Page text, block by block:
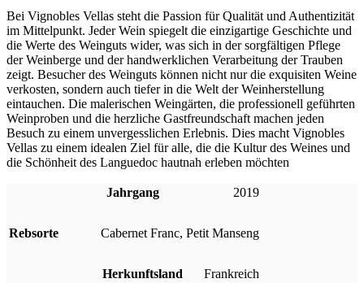
Bei Vignobles Vellas steht die Passion für Qualität und Authentizität
im Mittelpunkt. Jeder Wein spiegelt die einzigartige Geschichte und
die Werte des Weinguts wider, was sich in der sorgfältigen Pflege
der Weinberge und der handwerklichen Verarbeitung der Trauben
zeigt. Besucher des Weinguts können nicht nur die exquisiten Weine
verkosten, sondern auch tiefer in die Welt der Weinherstellung
eintauchen. Die malerischen Weingärten, die professionell geführten
Weinproben und die herzliche Gastfreundschaft machen jeden
Besuch zu einem unvergesslichen Erlebnis. Dies macht Vignobles
Vellas zu einem idealen Ziel für alle, die die Kultur des Weines und
die Schönheit des Languedoc hautnah erleben möchten
Jahrgang 2019
Rebsorte Cabernet Franc, Petit Manseng
Herkunftsland Frankreich